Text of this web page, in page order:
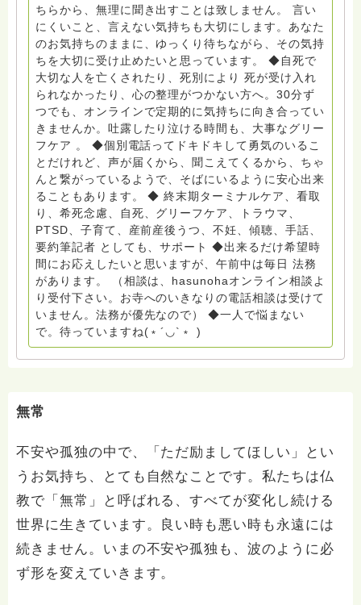
ともしび』理事長 【ともしび遺族会】運営 毎月 第１
金・昼夜2回開催（大阪駅前第3ビル） 14：00〜，18：
00〜 お問い合わせ申込⬇️こちらから
griefcare.tomoshibi@icloud.com ＊この活動は皆さま
のご支援により支えられております。ご協力をよろしく
お願いします。 ゆうちょ銀行 口座番号 普通408-
6452769 一般社団法人グリーフケアともしび ◆『ビハ
ーラサロン おしゃべりカフェひだまり』 ビハーラ和歌
山代表 居場所運営 問い合わせ申込⬇️こちらから
griefcare.tomoshibi@icloud.com ◆GEはしもとサピュ
イエ 所属 （Gender Equity 誰もが自分らしく生きるこ
とができる社会をめざして）DV・女性支援 ◆認定NPO
京都自死自殺相談センターSotto 元グリーフサポート委
員長（2018〜2024） ◆保育士.幼稚園教諭.小学校教諭.
レクリエーションインストラクター.中学校DV授業 10年
間 保育 教育の現場で 総主任として勤めた経験も生かし
つつ、お話できることがあれば 幸いです。 いつも あな
たとともに。南無阿弥陀仏 ここでは、宗旨を問いませ
ん。 まずは、ひとりで抱え込まないで。 来寺お問い合
わせは⬇️こちらから miehimeyo@gmail.com ※時間を割
いて、あなたに向き合っています。 ですので、過去の
いします。 ※個別相談は、hasunohaオンライン相談よ
受け付けておりません。また夜中や早朝の電話もご遠慮
ください。 法務を優先させてください。
ちらから、無理に聞き出すことは致しません。 言い
にくいこと、言えない気持ちも大切にします。あなた
のお気持ちのままに、ゆっくり待ちながら、その気持
ちを大切に受け止めたいと思っています。 ◆自死で
大切な人を亡くされたり、死別により 死が受け入れ
られなかったり、心の整理がつかない方へ。30分ず
つでも、オンラインで定期的に気持ちに向き合ってい
きませんか。吐露したり泣ける時間も、大事なグリー
フケア 。 ◆個別電話ってドキドキして勇気のいるこ
とだけれど、声が届くから、聞こえてくるから、ちゃ
んと繋がっているようで、そばにいるように安心出来
ることもあります。 ◆ 終末期ターミナルケア、看取
り、希死念慮、自死、グリーフケア、トラウマ、
PTSD、子育て、産前産後うつ、不妊、傾聴、手話、
要約筆記者 としても、サポート ◆出来るだけ希望時
間にお応えしたいと思いますが、午前中は毎日 法務
があります。 （相談は、hasunohaオンライン相談よ
り受付下さい。お寺へのいきなりの電話相談は受けて
いません。法務が優先なので） ◆一人で悩まない
で。待っていますね(﹡´◡`﹡ )
無常
不安や孤独の中で、「ただ励ましてほしい」とい
うお気持ち、とても自然なことです。私たちは仏
教で「無常」と呼ばれる、すべてが変化し続ける
世界に生きています。良い時も悪い時も永遠には
続きません。いまの不安や孤独も、波のように必
ず形を変えていきます。